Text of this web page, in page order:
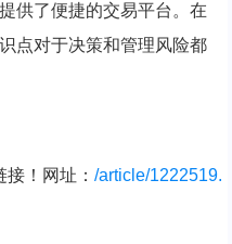
供了便捷的交易平台。在
点对于决策和管理风险都
！网址： /article/1222519.